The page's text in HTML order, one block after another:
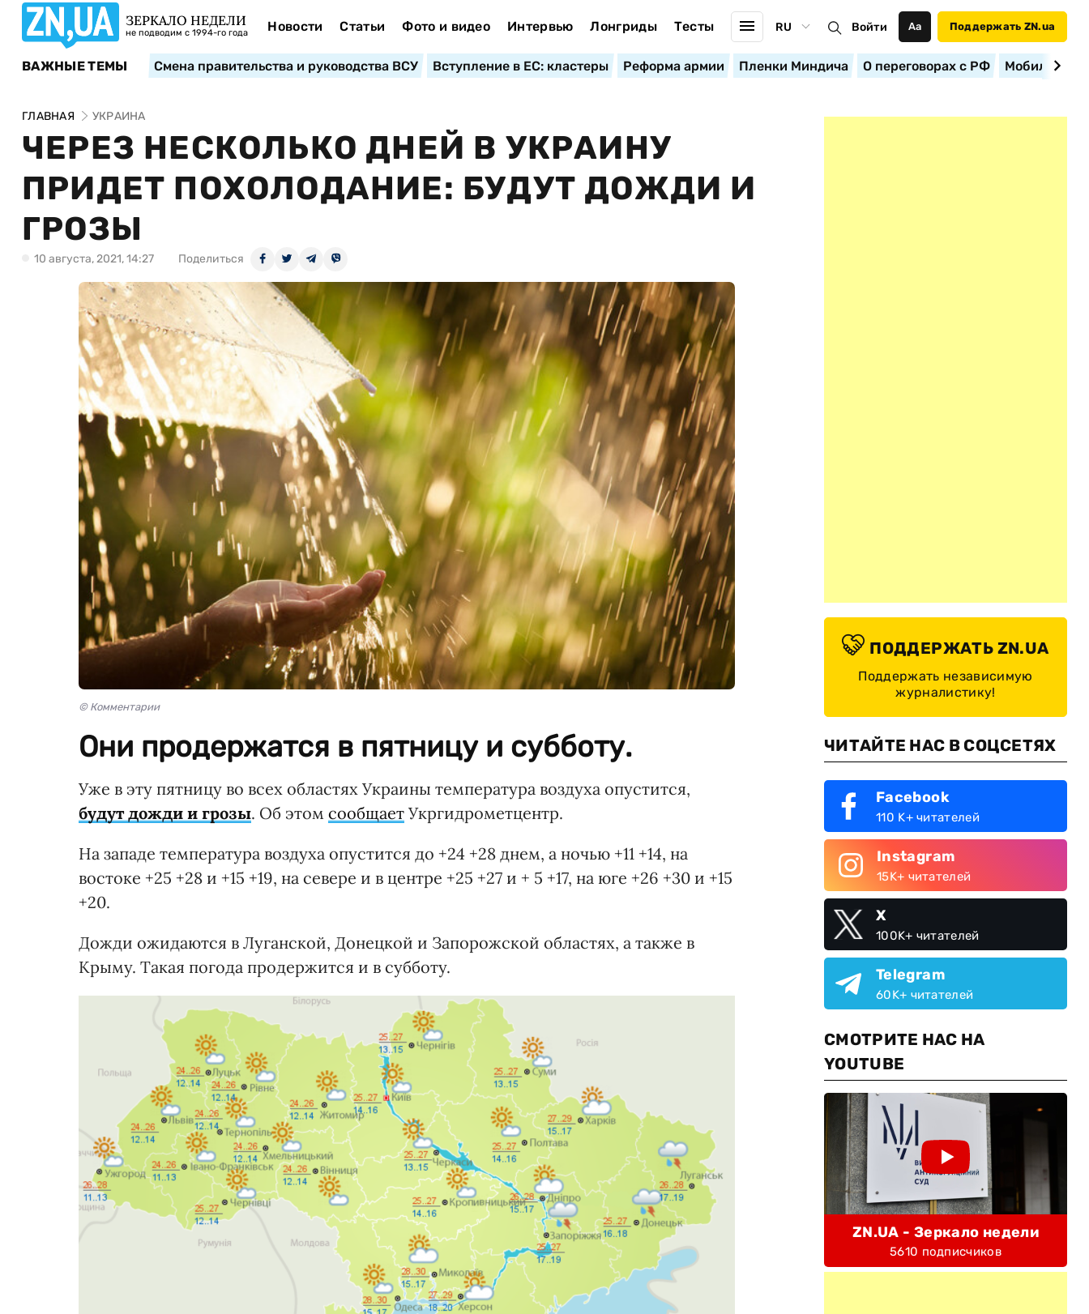
ЗЕРКАЛО НЕДЕЛИ
не подводим с 1994-го года Новости Статьи Фото и видео Интервью Лонгриды Тесты RU Войти Аа Поддержать ZN.ua
ВАЖНЫЕ ТЕМЫ Смена правительства и руководства ВСУ Вступление в ЕС: кластеры Реформа армии Пленки Миндича О переговорах с РФ
ГЛАВНАЯ УКРАИНА
ЧЕРЕЗ НЕСКОЛЬКО ДНЕЙ В УКРАИНУ
ПРИДЕТ ПОХОЛОДАНИЕ: БУДУТ ДОЖДИ И
ГРОЗЫ
10 августа, 2021, 14:27 Поделиться
© Комментарии
Они продержатся в пятницу и субботу.
Уже в эту пятницу во всех областях Украины температура воздуха опустится,
будут дожди и грозы. Об этом сообщает Укргидрометцентр.
На западе температура воздуха опустится до +24 +28 днем, а ночью +11 +14, на
востоке +25 +28 и +15 +19, на севере и в центре +25 +27 и + 5 +17, на юге +26 +30 и +15
+20.
Дожди ожидаются в Луганской, Донецкой и Запорожской областях, а также в
Крыму. Такая погода продержится и в субботу.
ПОДДЕРЖАТЬ ZN.UA
Поддержать независимую
журналистику!
ЧИТАЙТЕ НАС В СОЦСЕТЯХ
Facebook
110 K+ читателей
Instagram
15K+ читателей
X
100K+ читателей
Telegram
60K+ читателей
СМОТРИТЕ НАС НА
YOUTUBE
ZN.UA - Зеркало недели
5610 подписчиков